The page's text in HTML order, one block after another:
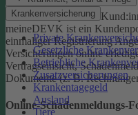
Krankenversicherung
Private
Gesetzliche
Betriebliche
Zusatzversicherungen
Krankentagegeld
Ausland
Tiere
Das Serviceportal für
meineDEVK ist ein
einmaliger Registrierung
Versicherungen online
Vertragseinsicht,
Dokumente (z. B.
Online-Schadenmeldungs-